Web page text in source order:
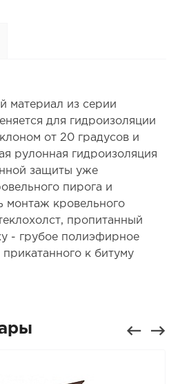
материал из серии
для гидроизоляции
от 20 градусов и
рулонная гидроизоляция
защиты уже
пирога и
монтаж кровельного
пропитанный
- грубое полиэфирное
к битуму